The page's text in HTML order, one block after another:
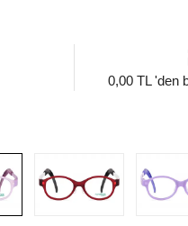
0,00 TL 'den